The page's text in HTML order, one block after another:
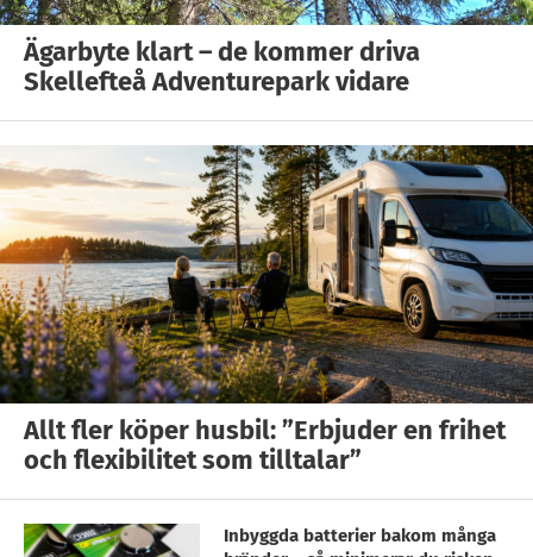
Ägarbyte klart – de kommer driva
Skellefteå Adventurepark vidare
Allt fler köper husbil: ”Erbjuder en frihet
och flexibilitet som tilltalar”
Inbyggda batterier bakom många